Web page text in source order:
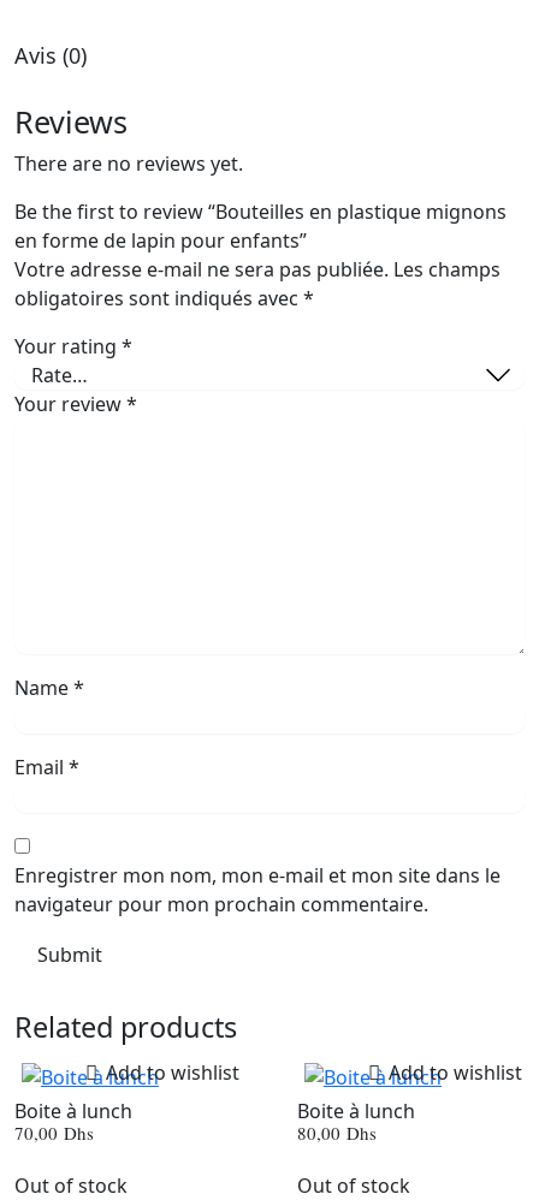
Avis (0)
Reviews
There are no reviews yet.
Be the first to review “Bouteilles en plastique mignons
en forme de lapin pour enfants”
Votre adresse e-mail ne sera pas publiée. Les champs
obligatoires sont indiqués avec *
Your rating *
Your review*
Name*
Email *
Enregistrer mon nom, mon e-mail et mon site dans le
navigateur pour mon prochain commentaire.
Related products
Add to wishlist
Boite à lunch
70,00 Dhs
Out of stock
Add to wishlist
Boite à lunch
80,00 Dhs
Out of stock